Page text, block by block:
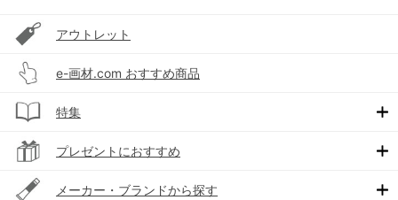
アウトレット
e-画材.com おすすめ商品
特集
プレゼントにおすすめ
メーカー・ブランドから探す